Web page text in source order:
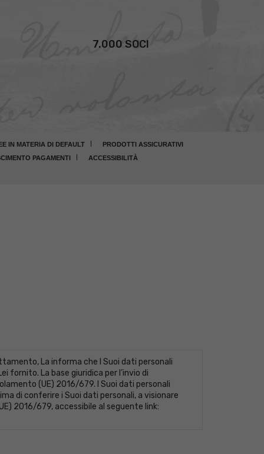
7.000 SOCI
IN MATERIA DI DEFAULT
PRODOTTI ASSICURATIVI
PAGAMENTI
ACCESSIBILITÀ
La informa che I Suoi dati personali
La base giuridica per l’invio di
(UE) 2016/679. I Suoi dati personali
di conferire i Suoi dati personali, a visionare
2016/679, accessibile al seguente link: